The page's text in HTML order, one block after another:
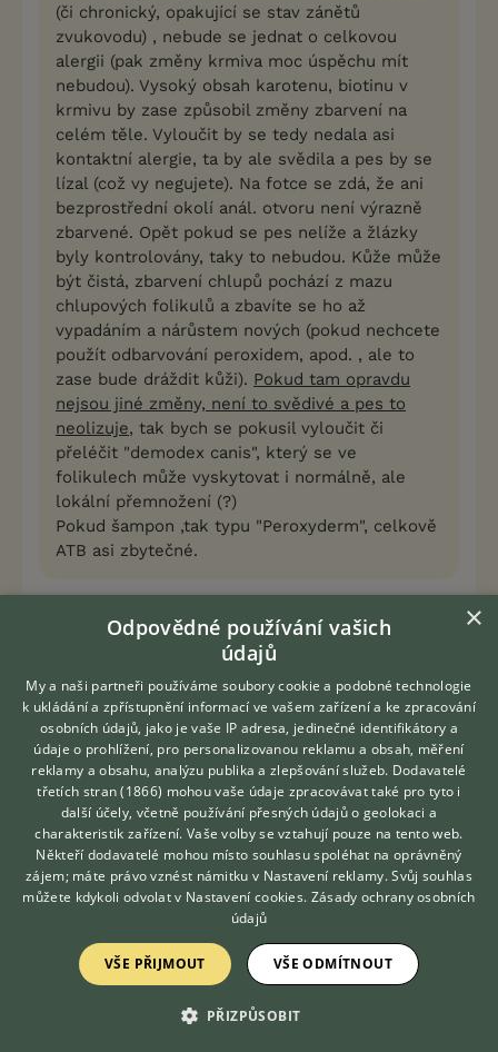
(či chronický, opakující se stav zánětů
zvukovodu) , nebude se jednat o celkovou
alergii (pak změny krmiva moc úspěchu mít
nebudou). Vysoký obsah karotenu, biotinu v
krmivu by zase způsobil změny zbarvení na
celém těle. Vyloučit by se tedy nedala asi
kontaktní alergie, ta by ale svědila a pes by se
lízal (což vy negujete). Na fotce se zdá, že ani
bezprostřední okolí anál. otvoru není výrazně
zbarvené. Opět pokud se pes nelíže a žlázky
byly kontrolovány, taky to nebudou. Kůže může
být čistá, zbarvení chlupů pochází z mazu
chlupových folikulů a zbavíte se ho až
vypadáním a nárůstem nových (pokud nechcete
použít odbarvování peroxidem, apod. , ale to
zase bude dráždit kůži). Pokud tam opravdu
nejsou jiné změny, není to svědivé a pes to
neolizuje, tak bych se pokusil vyloučit či
přeléčit "demodex canis", který se ve
folikulech může vyskytovat i normálně, ale
lokální přemnožení (?)
Pokud šampon ,tak typu "Peroxyderm", celkově
ATB asi zbytečné.
tomto případě o kvasinky, alergie se krásně
projevuje jen lokálním zčervenáním na kterémkoliv
místě, i bez svědění.
0
Kvalitní příspěvek
Nahlásit
Citovat
Uživatel s deaktivovaným účtem 12.11.2018 06:13
Přemýšlím, jak dlouho by musel sedět, aby se jako
zpotil a přemnožily se kvasinky. Alergie a jako
následek kvasinky, jasně, ale zbytek psa čistý..
Tuhle barvu dělají kvasinky a sliny se slzami. Na
kůži pak alergie na cokoli, bleší a další kousnutí a
tak podobně. Ale ne na samotných chlupech.
Spíše si myslím, že se stalo něco, co majitel
Hledáte zvířecího kamaráda?
Zdarma vám poradí
VETERINÁŘ ONLINE
KONZULTOVAT S
VETERINÁŘEM
×
Odpovědné používání vašich
údajů
My a naši partneři používáme soubory cookie a podobné technologie
k ukládání a zpřístupnění informací ve vašem zařízení a ke zpracování
osobních údajů, jako je vaše IP adresa, jedinečné identifikátory a
údaje o prohlížení, pro personalizovanou reklamu a obsah, měření
reklamy a obsahu, analýzu publika a zlepšování služeb. Dodavatelé
třetích stran (1866) mohou vaše údaje zpracovávat také pro tyto i
další účely, včetně používání přesných údajů o geolokaci a
charakteristik zařízení. Vaše volby se vztahují pouze na tento web.
Někteří dodavatelé mohou místo souhlasu spoléhat na oprávněný
zájem; máte právo vznést námitku v Nastavení reklamy. Svůj souhlas
můžete kdykoli odvolat v Nastavení cookies. Zásady ochrany osobních
údajů
VŠE PŘIJMOUT VŠE ODMÍTNOUT
PŘIZPŮSOBIT